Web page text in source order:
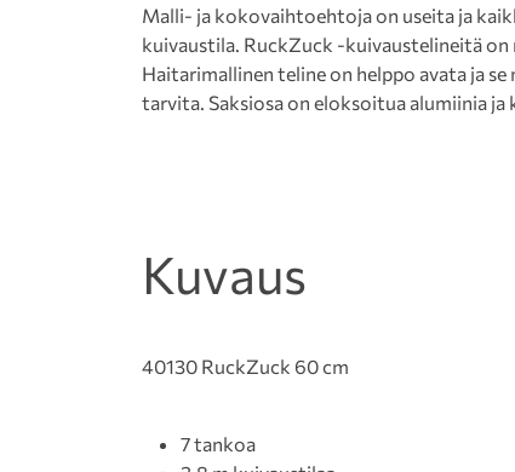
Malli- ja kokovaihtoehtoja on useita ja
kuivaustila. RuckZuck -kuivaustelineitä on
Haitarimallinen teline on helppo avata ja
tarvita. Saksiosa on eloksoitua alumiinia
Kuvaus
40130 RuckZuck 60 cm
7 tankoa